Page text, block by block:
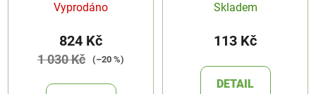
Vyprodáno
824 Kč
1 030 Kč (–20 %)
Skladem
113 Kč
DETAIL